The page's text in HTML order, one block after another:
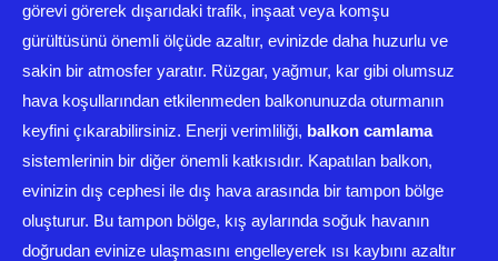
görevi görerek dışarıdaki trafik, inşaat veya komşu
gürültüsünü önemli ölçüde azaltır, evinizde daha huzurlu ve
sakin bir atmosfer yaratır. Rüzgar, yağmur, kar gibi olumsuz
hava koşullarından etkilenmeden balkonunuzda oturmanın
keyfini çıkarabilirsiniz. Enerji verimliliği, balkon camlama
sistemlerinin bir diğer önemli katkısıdır. Kapatılan balkon,
evinizin dış cephesi ile dış hava arasında bir tampon bölge
oluşturur. Bu tampon bölge, kış aylarında soğuk havanın
doğrudan evinize ulaşmasını engelleyerek ısı kaybını azaltır